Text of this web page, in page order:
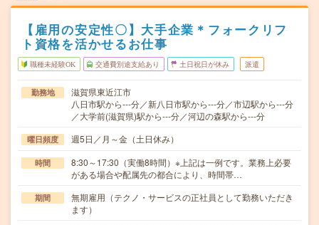
【雇用の安定性〇】大手企業＊フォークリフ
ト資格を活かせるお仕事
職種未経験OK 交通費別途支給あり 土日祝日が休み 派遣
勤務地
滋賀県東近江市
八日市駅から---分／新八日市駅から---分／市辺駅から---分
／大学前(滋賀県)駅から---分／河辺の森駅から---分
曜日頻度 週5日／月～金（土日休み）
時間
8:30～17:30（実働8時間）※上記は一例です。業務上必要
がある場合や配属先の都合により、時間帯…
期間
無期雇用（テクノ・サービスの正社員として勤務いただき
ます）